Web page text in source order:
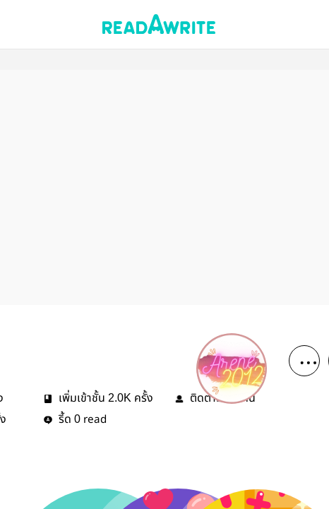
เพิ่มเข้าชั้น 2.0K ครั้ง ติดตาม
คน
รี้ด 0 read